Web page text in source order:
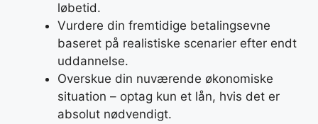
løbetid.
Vurdere din fremtidige betalingsevne
baseret på realistiske scenarier efter endt
uddannelse.
Overskue din nuværende økonomiske
situation – optag kun et lån, hvis det er
absolut nødvendigt.